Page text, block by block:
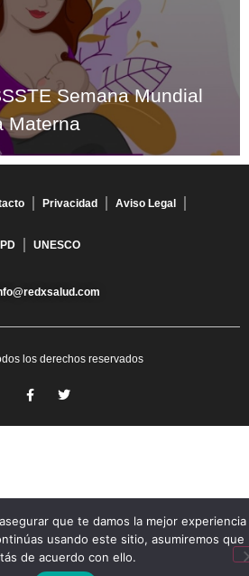
Semana Mundial
Materna
Privacidad Aviso Legal
UNESCO
los derechos reservados
que te damos la mejor experiencia
usando este sitio, asumiremos que
de acuerdo con ello.